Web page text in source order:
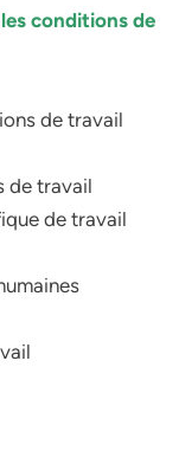
conditions de
de travail
de travail
de travail